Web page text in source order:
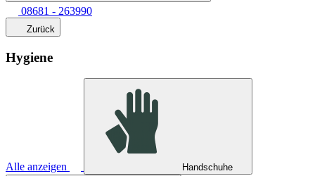
08681 - 263990
Zurück
Hygiene
Alle anzeigen Handschuhe